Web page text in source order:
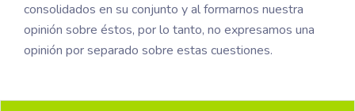
consolidados en su conjunto y al formarnos nuestra
opinión sobre éstos, por lo tanto, no expresamos una
opinión por separado sobre estas cuestiones.